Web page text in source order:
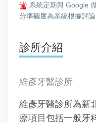
系統定期與 Google
分準確度為系統根據評
診所介紹
維彥牙醫診所
維彥牙醫診所為新
療項目包括一般牙